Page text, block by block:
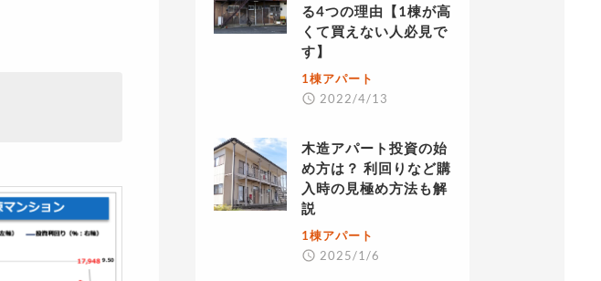
る4つの理由【1棟が高
くて買えない人必見で
す】
1棟アパート
2022/4/13
木造アパート投資の始
め方は？ 利回りなど購
入時の見極め方法も解
説
1棟アパート
2025/1/6